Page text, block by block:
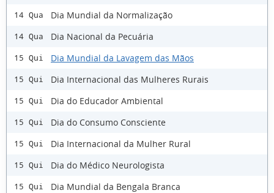
14 Qua Dia Mundial da Normalização
14 Qua Dia Nacional da Pecuária
15 Qui Dia Mundial da Lavagem das Mãos
15 Qui Dia Internacional das Mulheres Rurais
15 Qui Dia do Educador Ambiental
15 Qui Dia do Consumo Consciente
15 Qui Dia Internacional da Mulher Rural
15 Qui Dia do Médico Neurologista
15 Qui Dia Mundial da Bengala Branca